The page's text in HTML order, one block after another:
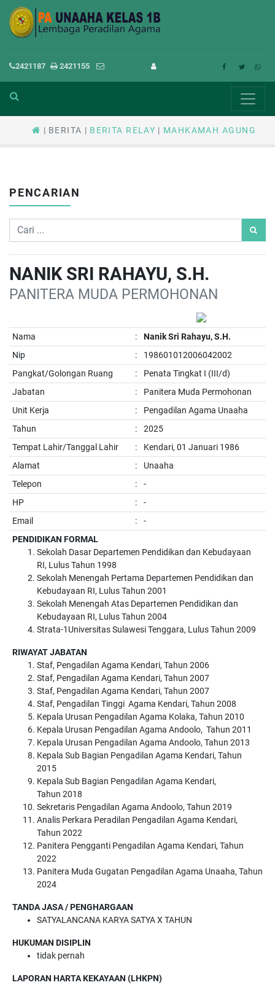
2421187 2421155
BERITA BERITA RELAY MAHKAMAH AGUNG
PENCARIAN
NANIK SRI RAHAYU, S.H.
PANITERA MUDA PERMOHONAN
Nama :
Nanik Sri Rahayu, S.H.
Nip
:
198601012006042002
Pangkat/Golongan Ruang
:
Penata Tingkat I (III/d)
Jabatan
:
Panitera Muda Permohonan
Unit Kerja
:
Pengadilan Agama Unaaha
Tahun
:
2025
Tempat Lahir/Tanggal Lahir
:
Kendari, 01 Januari 1986
Alamat
:
Unaaha
Telepon
:
-
HP
:
-
Email
:
-
PENDIDIKAN FORMAL
Sekolah Dasar Departemen Pendidikan dan Kebudayaan
RI, Lulus Tahun 1998
Sekolah Menengah Pertama Departemen Pendidikan dan
Kebudayaan RI, Lulus Tahun 2001
Sekolah Menengah Atas Departemen Pendidikan dan
Kebudayaan RI, Lulus Tahun 2004
Strata-1Universitas Sulawesi Tenggara, Lulus Tahun 2009
RIWAYAT JABATAN
Staf, Pengadilan Agama Kendari, Tahun 2006
Staf, Pengadilan Agama Kendari, Tahun 2007
Staf, Pengadilan Agama Kendari, Tahun 2007
Staf, Pengadilan Tinggi Agama Kendari, Tahun 2008
Kepala Urusan Pengadilan Agama Kolaka, Tahun 2010
Kepala Urusan Pengadilan Agama Andoolo, Tahun 2011
Kepala Urusan Pengadilan Agama Andoolo, Tahun 2013
Kepala Sub Bagian Pengadilan Agama Kendari, Tahun
2015
Kepala Sub Bagian Pengadilan Agama Kendari,
Tahun 2018
Sekretaris Pengadilan Agama Andoolo, Tahun 2019
Analis Perkara Peradilan Pengadilan Agama Kendari,
Tahun 2022
Panitera Pengganti Pengadilan Agama Kendari, Tahun
2022
Panitera Muda Gugatan Pengadilan Agama Unaaha, Tahun
2024
TANDA JASA / PENGHARGAAN
SATYALANCANA KARYA SATYA X TAHUN
HUKUMAN DISIPLIN
tidak pernah
LAPORAN HARTA KEKAYAAN (LHKPN)